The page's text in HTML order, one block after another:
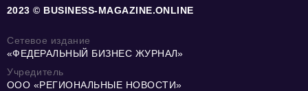
2023 © BUSINESS-MAGAZINE.ONLINE
Сетевое издание
«ФЕДЕРАЛЬНЫЙ БИЗНЕС ЖУРНАЛ»
Учредитель
ООО «РЕГИОНАЛЬНЫЕ НОВОСТИ»